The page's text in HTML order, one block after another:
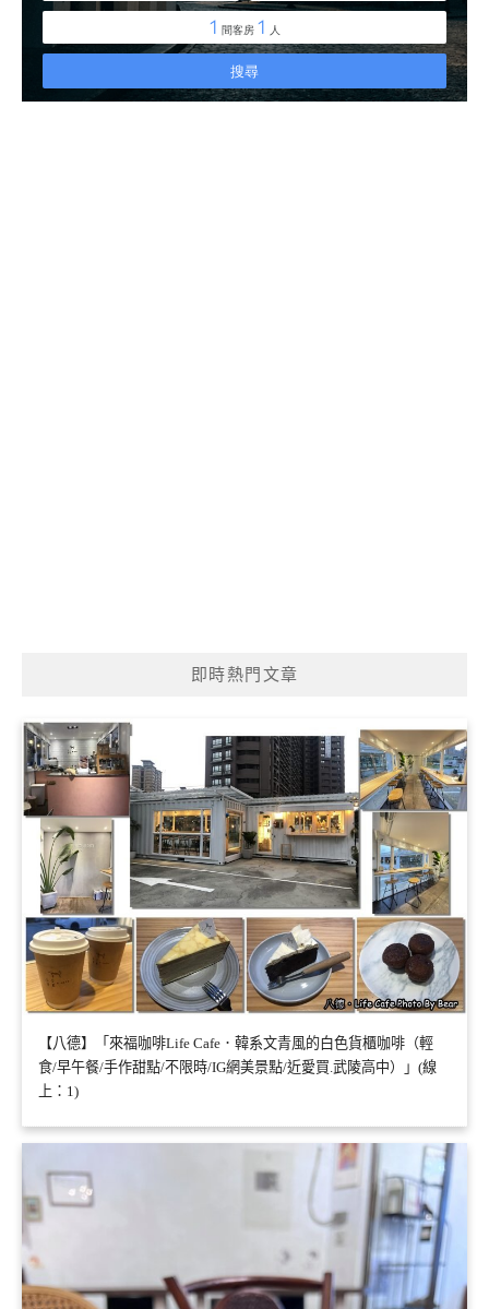
即時熱門文章
【八德】「來福咖啡Life Cafe．韓系文青風的白色貨櫃咖啡（輕
食/早午餐/手作甜點/不限時/IG網美景點/近愛買.武陵高中）」(線
上：1)